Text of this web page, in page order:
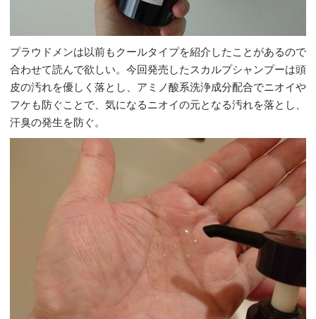
プラウドメンは以前もクールタイプを紹介したことがあるので
合わせて読んで欲しい。今回発売したスカルプシャンプーは頭
皮の汚れを優しく落とし、アミノ酸系洗浄成分配合でニオイや
フケも防ぐことで、気になるニオイの元となる汚れを落とし、
汗臭の発生を防ぐ。